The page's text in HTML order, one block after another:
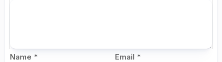
Name * Email *